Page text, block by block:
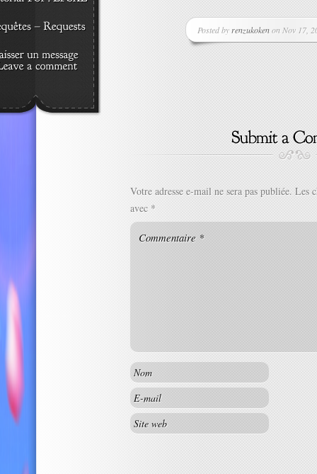
Posted by renzukokenon Nov 17,
Votre adresse e-mail ne sera pas publiée. Les
avec *